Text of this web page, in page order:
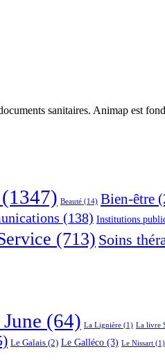
sanitaires. Animap est
(1347) Beauté (14) Bien-être
(138) Institutions
(713) Soins
(64) La Lignière (1) La livre
Le Galais (2) Le Galléco (3) Le Nissart (1)